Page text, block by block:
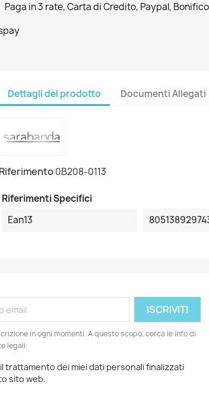
Paga in 3 rate, Carta di Credito, Paypal,
Dettagli del prodotto Documenti Allegati
Riferimento0B208-0113
Riferimenti Specifici
Ean13
in ogni momenti. A questo scopo, cerca le info di
legali.
trattamento dei miei dati personali finalizzati
sito web.